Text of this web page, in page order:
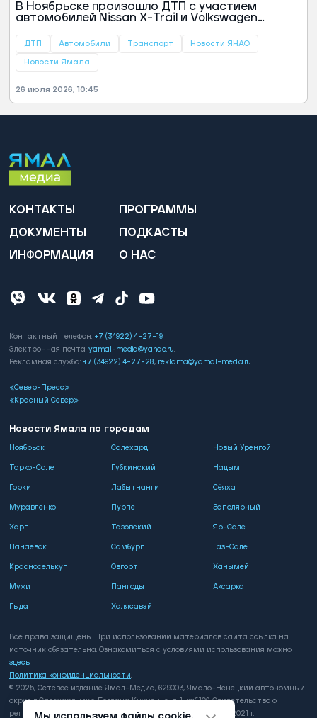
В Ноябрьске произошло ДТП с участием
автомобилей Nissan X-Trail и Volkswagen
пассажирка одной из машин, сообщили в ЕДДС
ДТП Автомобили Транспорт Новости ЯНАО
Новости Ямала
26 июля 2026, 10:45
КОНТАКТЫ
ДОКУМЕНТЫ
ИНФОРМАЦИЯ
ПРОГРАММЫ
ПОДКАСТЫ
О НАС
Контактный телефон: +7 (34922) 4-27-19.
Электронная почта: yamal-media@yanao.ru.
Рекламная служба: +7 (34922) 4-27-28, reklama@yamal-media.ru
«Север-Пресс»
«Красный Север»
Новости Ямала по городам
Ноябрьск Салехард Новый Уренгой
Тарко-Сале Губкинский Надым
Горки Лабытнанги Сёяха
Муравленко Пурпе Заполярный
Харп Тазовский Яр-Сале
Панаевск Самбург Газ-Сале
Красноселькуп Овгорт Ханымей
Мужи Пангоды Аксарка
Гыда Халясавэй
Все права защищены. При использовании материалов сайта ссылка на
источник обязательна. Ознакомиться с условиями использования можно
здесь.
Политика конфиденциальности.
© 2025, Сетевое издание Ямал-Медиа, 629003, Ямало-Ненецкий автономный
округ, г. Салехард, мкр. Богдана Кнунянца, д. 1, каб.106. Свидетельство о
регистрации: серия ЭЛ № ФС 77 - 81649 выдано 3 августа 2021 г.